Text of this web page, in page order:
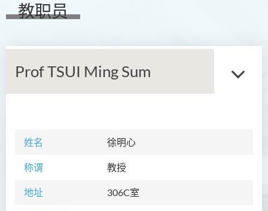
教职员
Prof TSUI Ming Sum
姓名 徐明心
称谓 教授
地址 306C室